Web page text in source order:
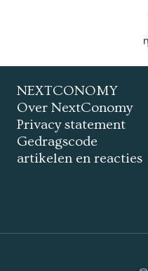
NEXTCONOMY
Over NextConomy
Privacy statement
Gedragscode
artikelen en reacties